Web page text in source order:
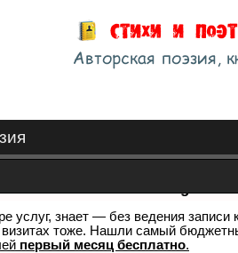
услуг, знает — без ведения
визитах тоже. Нашли самый
первый месяц бесплатно.